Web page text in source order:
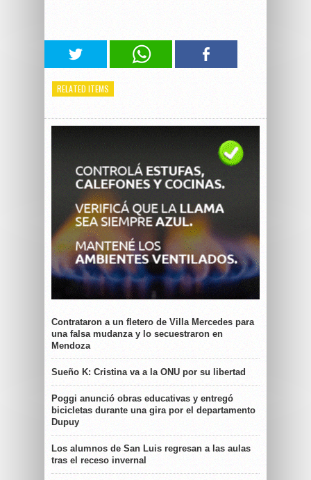
RELATED ITEMS
Contrataron a un fletero de Villa Mercedes para
una falsa mudanza y lo secuestraron en
Mendoza
Sueño K: Cristina va a la ONU por su libertad
Poggi anunció obras educativas y entregó
bicicletas durante una gira por el departamento
Dupuy
Los alumnos de San Luis regresan a las aulas
tras el receso invernal